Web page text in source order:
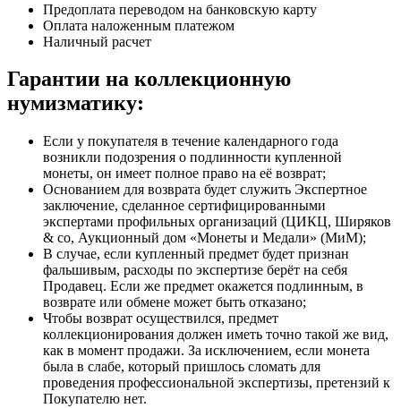
Предоплата переводом на банковскую карту
Оплата наложенным платежом
Наличный расчет
Гарантии на коллекционную
нумизматику:
Если у покупателя в течение календарного года
возникли подозрения о подлинности купленной
монеты, он имеет полное право на её возврат;
Основанием для возврата будет служить Экспертное
заключение, сделанное сертифицированными
экспертами профильных организаций (ЦИКЦ, Ширяков
& co, Аукционный дом «Монеты и Медали» (МиМ);
В случае, если купленный предмет будет признан
фальшивым, расходы по экспертизе берёт на себя
Продавец. Если же предмет окажется подлинным, в
возврате или обмене может быть отказано;
Чтобы возврат осуществился, предмет
коллекционирования должен иметь точно такой же вид,
как в момент продажи. За исключением, если монета
была в слабе, который пришлось сломать для
проведения профессиональной экспертизы, претензий к
Покупателю нет.